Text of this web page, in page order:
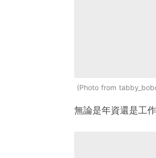
Photo from
無論是年資還是工